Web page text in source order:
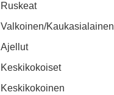
Ruskeat
Valkoinen/Kaukasialainen
Ajellut
Keskikokoiset
Keskikokoinen